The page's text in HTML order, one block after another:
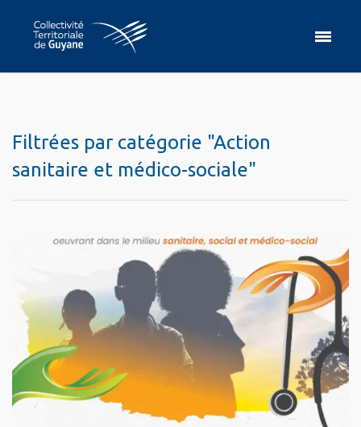
Filtrées par catégorie "Action
sanitaire et médico-sociale"